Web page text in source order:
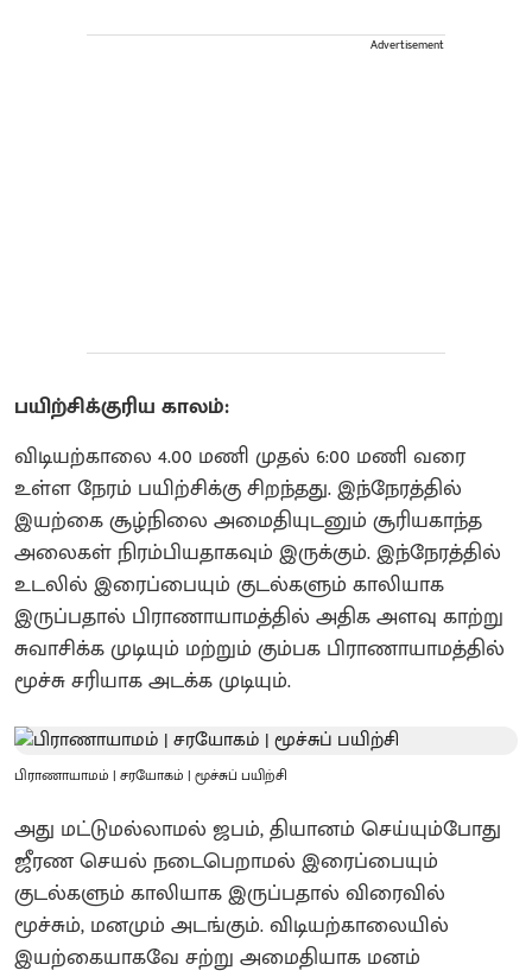
Advertisement
பயிற்சிக்குரிய காலம்:
விடியற்காலை 4.00 மணி முதல் 6:00 மணி வரை
உள்ள நேரம் பயிற்சிக்கு சிறந்தது. இந்நேரத்தில்
இயற்கை சூழ்நிலை அமைதியுடனும் சூரியகாந்த
அலைகள் நிரம்பியதாகவும் இருக்கும். இந்நேரத்தில்
உடலில் இரைப்பையும் குடல்களும் காலியாக
இருப்பதால் பிராணாயாமத்தில் அதிக அளவு காற்று
சுவாசிக்க முடியும் மற்றும் கும்பக பிராணாயாமத்தில்
மூச்சு சரியாக அடக்க முடியும்.
பிராணாயாமம் | சரயோகம் | மூச்சுப் பயிற்சி
அது மட்டுமல்லாமல் ஜபம், தியானம் செய்யும்போது
ஜீரண செயல் நடைபெறாமல் இரைப்பையும்
குடல்களும் காலியாக இருப்பதால் விரைவில்
மூச்சும், மனமும் அடங்கும். விடியற்காலையில்
இயற்கையாகவே சற்று அமைதியாக மனம்